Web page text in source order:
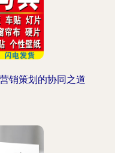
销策划的协同之道